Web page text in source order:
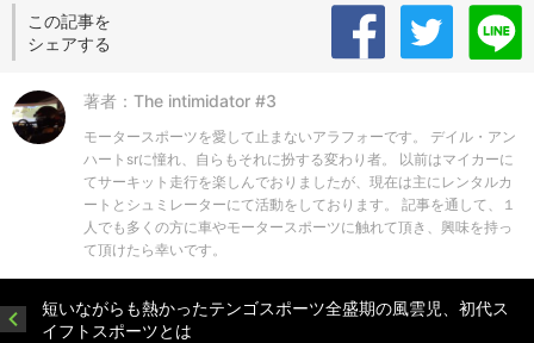
この記事を
シェアする
著者：The intimidator #3
モータースポーツを愛して止まないアラフォーです。 デイル・アン
ハートsrに憧れ、自らもそれに扮する変わり者。 以前はマイカーに
てサーキット走行を楽しんでおりましたが、現在は主にレンタルカ
ートとシュミレーターにて活動をしております。 記事を通して、１
人でも多くの方に車やモータースポーツに触れて頂き、興味を持っ
て頂けたら幸いです。
短いながらも熱かったテンゴスポーツ全盛期の風雲児、初代ス
イフトスポーツとは